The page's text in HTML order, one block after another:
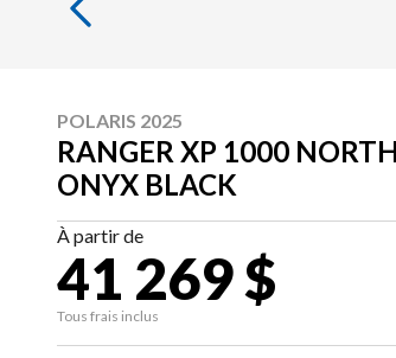
POLARIS 2025
RANGER XP 1000
ONYX BLACK
À partir de
41 269 $
Tous frais inclus